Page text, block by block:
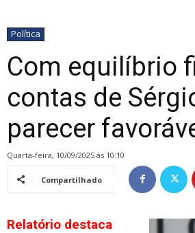
Política
Com equilíbrio
contas de
parecer
quarta-feira, 10/09/2025 ás 10:10
Compartilhado
Relatório destaca